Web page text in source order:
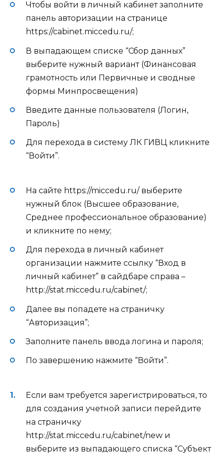
Чтобы войти в личный кабинет заполните
панель авторизации на странице
https://cabinet.miccedu.ru/;
В выпадающем списке “Сбор данных”
выберите нужный вариант (Финансовая
грамотность или Первичные и сводные
формы Минпросвещения)
Введите данные пользователя (Логин,
Пароль)
Для перехода в систему ЛК ГИВЦ кликните
“Войти”.
На сайте https://miccedu.ru/ выберите
нужный блок (Высшее образование,
Среднее профессиональное образование)
и кликните по нему;
Для перехода в личный кабинет
организации нажмите ссылку “Вход в
личный кабинет” в сайдбаре справа –
http://stat.miccedu.ru/cabinet/;
Далее вы попадете на страничку
“Авторизация”;
Заполните панель ввода логина и пароля;
По завершению нажмите “Войти”.
Если вам требуется зарегистрироваться, то
для создания учетной записи перейдите
на страничку
http://stat.miccedu.ru/cabinet/new и
выберите из выпадающего списка “Субъект